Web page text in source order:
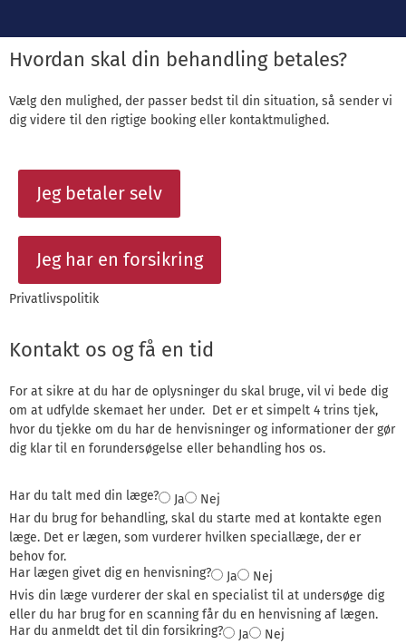
Hvordan skal din behandling betales?
Vælg den mulighed, der passer bedst til din situation, så sender vi
dig videre til den rigtige booking eller kontaktmulighed.
Jeg betaler selv
Jeg har en forsikring
Privatlivspolitik
Kontakt os og få en tid
For at sikre at du har de oplysninger du skal bruge, vil vi bede dig
om at udfylde skemaet her under. Det er et simpelt 4 trins tjek,
hvor du tjekke om du har de henvisninger og informationer der gør
dig klar til en forundersøgelse eller behandling hos os.
Har du talt med din læge? Ja
Nej
Har du brug for behandling, skal du starte med at kontakte egen
læge. Det er lægen, som vurderer hvilken speciallæge, der er
behov for.
Har lægen givet dig en henvisning?
Ja
Nej
Hvis din læge vurderer der skal en specialist til at undersøge dig
eller du har brug for en scanning får du en henvisning af lægen.
Har du anmeldt det til din forsikring?
Ja
Nej